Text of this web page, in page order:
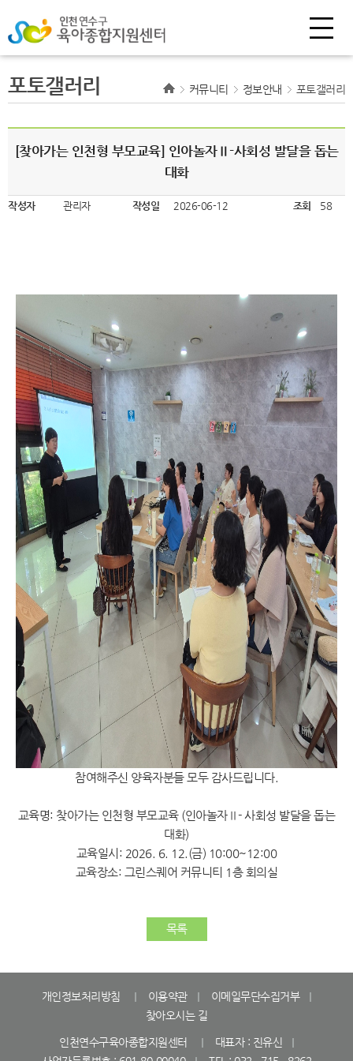
포토갤러리 커뮤니티 정보안내 포토갤러리
[찾아가는 인천형 부모교육] 인아놀자Ⅱ-사회성 발달을 돕는
대화
작성자 관리자 작성일 2026-06-12 조회 58
참여해주신 양육자분들 모두 감사드립니다.
교육명: 찾아가는 인천형 부모교육 (인아놀자Ⅱ- 사회성 발달을 돕는
대화)
교육일시: 2026. 6. 12.(금) 10:00~12:00
교육장소: 그린스퀘어 커뮤니티 1층 회의실
목록
개인정보처리방침 이용약관
이메일무단수집거부
찾아오시는 길
인천연수구육아종합지원센터
대표자 : 진유신